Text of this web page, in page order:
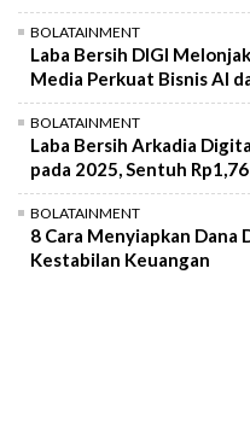
BOLATAINMENT
Laba Bersih DIGI
Media Perkuat Bisnis AI
BOLATAINMENT
Laba Bersih Arkadia
pada 2025, Sentuh
BOLATAINMENT
8 Cara Menyiapkan
Kestabilan Keuangan